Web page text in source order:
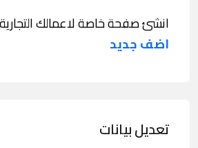
انشئ صفحة خاصة لاعمالك
اضف جديد
تعديل بيانات